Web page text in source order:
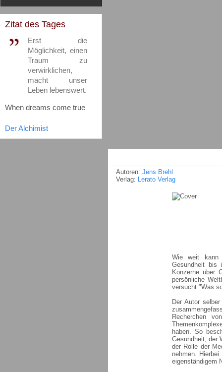
Zitat des Tages
Erst die
Möglichkeit, einen
Traum zu
verwirklichen,
macht unser
Leben lebenswert.
When dreams come true
Der Alchimist
Autoren: Jens Brehl
Verlag: Lerato Verlag
Wie weit kann
Gesundheit
Konzerne über
persönliche
versucht "Was
Der Autor
Recherchen
haben. So
Gesundheit, der
der Rolle der
nehmen.
eigenständigem